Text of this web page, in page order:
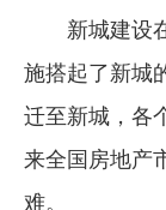
新城建设在
施搭起了新城
迁至新城，各
来全国房地产
难。